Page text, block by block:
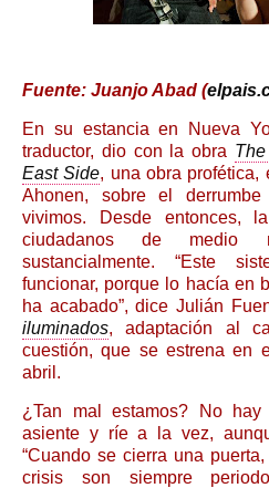
Fuente: Juanjo Abad (
En su estancia en Nueva
traductor, dio con la obra
East Side, una obra profética,
Ahonen, sobre el
vivimos. Desde entonces,
ciudadanos de medio
sustancialmente. “Este
funcionar, porque lo hacía en
ha acabado”, dice Julián
iluminados, adaptación al
cuestión, que se estrena en
abril.
¿Tan mal estamos? No
asiente y ríe a la vez,
“Cuando se cierra una
crisis son siempre